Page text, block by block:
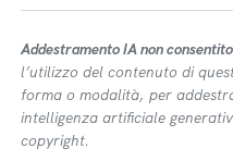
Addestramento IA non
l’utilizzo del contenuto di
forma o modalità, per
intelligenza artificiale
copyright.